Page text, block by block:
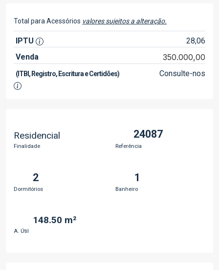
Total para Acessórios valores sujeitos a alteração.
IPTU
28,06
Venda
350.000,00
(ITBI, Registro, Escritura e Certidões) Consulte-nos
Residencial
Finalidade
24087
Referência
2
Dormitórios
1
Banheiro
148.50 m²
A. Útil